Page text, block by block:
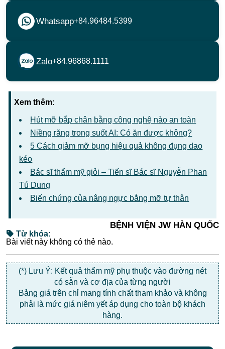
Whatsapp+84.96484.5399
Zalo+84.96868.1111
Xem thêm:
Hút mỡ bắp chân bằng công nghệ nào an toàn
Niềng răng trong suốt AI: Có ăn được không?
5 Cách giảm mỡ bụng hiệu quả không đụng dao
kéo
Bác sĩ thẩm mỹ giỏi – Tiến sĩ Bác sĩ Nguyễn Phan
Tú Dung
Biến chứng của nâng ngực bằng mỡ tự thân
BỆNH VIỆN JW HÀN QUỐC
Từ khóa:
Bài viết này không có thẻ nào.
(*) Lưu Ý: Kết quả thẩm mỹ phụ thuộc vào đường nét
có sẵn và cơ địa của từng người
Bảng giá trên chỉ mang tính chất tham khảo và không
phải là mức giá niêm yết áp dụng cho toàn bộ khách
hàng.